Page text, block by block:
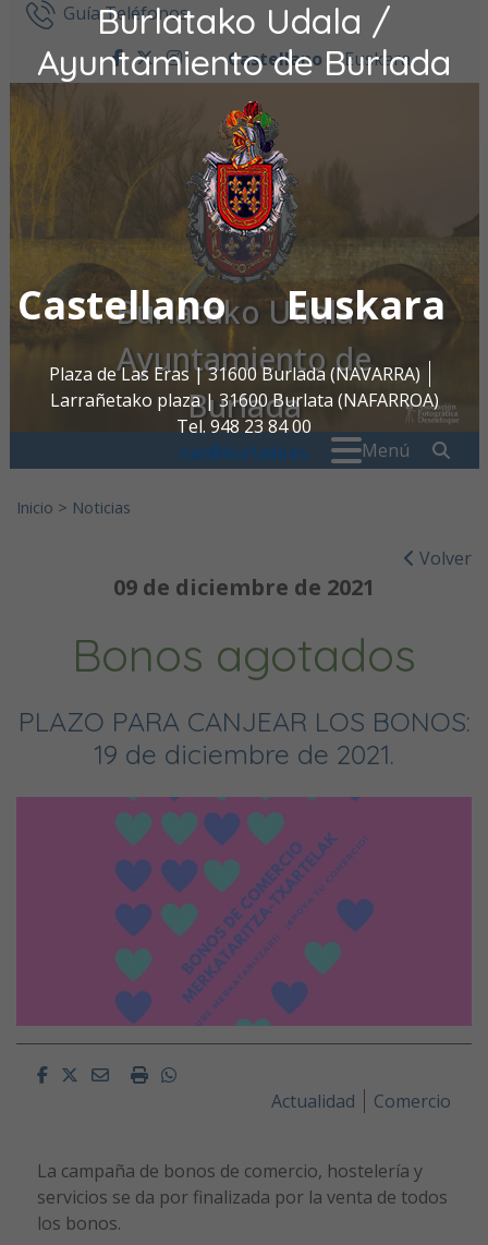
Burlatako Udala /
Ayuntamiento de Burlada
Castellano Euskara
Plaza de Las Eras | 31600 Burlada (NAVARRA)
Larrañetako plaza | 31600 Burlata (NAFARROA)
Tel. 948 23 84 00
oac@burlada.es
Ir al contenidoGuía Teléfonos
facebook
twitter
instagram
Castellano Euskara
Burlatako Udala /
Ayuntamiento de
Burlada
Menú
Inicio > Noticias
Volver
09 de diciembre de 2021
Bonos agotados
PLAZO PARA CANJEAR LOS BONOS:
19 de diciembre de 2021.
FacebookTwitterEmailImprimirWhatsapp
Actualidad
Comercio
La campaña de bonos de comercio, hostelería y
servicios se da por finalizada por la venta de todos
los bonos.